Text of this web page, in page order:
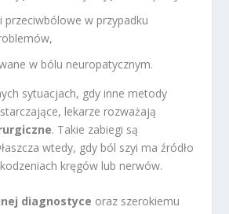
przeciwbólowe w przypadku
w bólu neuropatycznym.
sytuacjach, gdy inne metody
lekarze rozważają
. Takie zabiegi są
wtedy, gdy ból szyi ma źródło
kręgów lub nerwów.
diagnostyce oraz szerokiemu